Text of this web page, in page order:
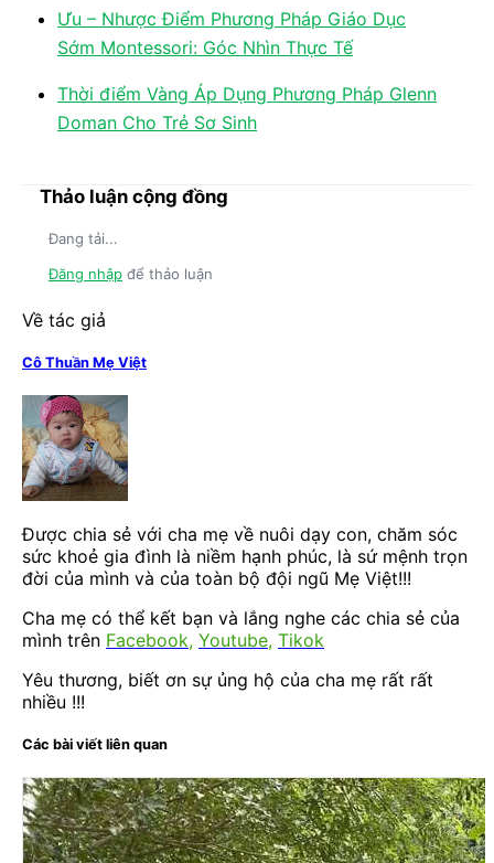
Ưu – Nhược Điểm Phương Pháp Giáo Dục
Sớm Montessori: Góc Nhìn Thực Tế
Thời điểm Vàng Áp Dụng Phương Pháp Glenn
Doman Cho Trẻ Sơ Sinh
Thảo luận cộng đồng
Đang tải...
Đăng nhập để thảo luận
Về tác giả
Cô Thuần Mẹ Việt
Được chia sẻ với cha mẹ về nuôi dạy con, chăm sóc
sức khoẻ gia đình là niềm hạnh phúc, là sứ mệnh trọn
đời của mình và của toàn bộ đội ngũ Mẹ Việt!!!
Cha mẹ có thể kết bạn và lắng nghe các chia sẻ của
mình trên Facebook, Youtube, Tikok
Yêu thương, biết ơn sự ủng hộ của cha mẹ rất rất
nhiều !!!
Các bài viết liên quan